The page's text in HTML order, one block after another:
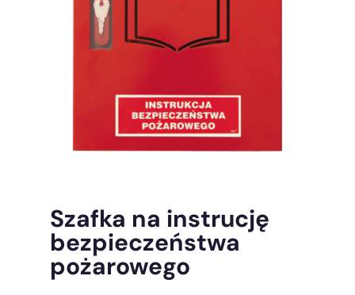
Szafka na instrucję
bezpieczeństwa
pożarowego